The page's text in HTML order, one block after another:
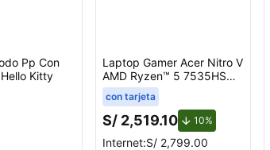
Pp Con
Kitty
Laptop Gamer Acer Nitro V
AMD Ryzen™ 5 7535HS
8GB RAM 512GB SSD
15.6"" RTX 3050
con tarjeta
S/ 2,519.10 10%
Internet:S/ 2,799.00